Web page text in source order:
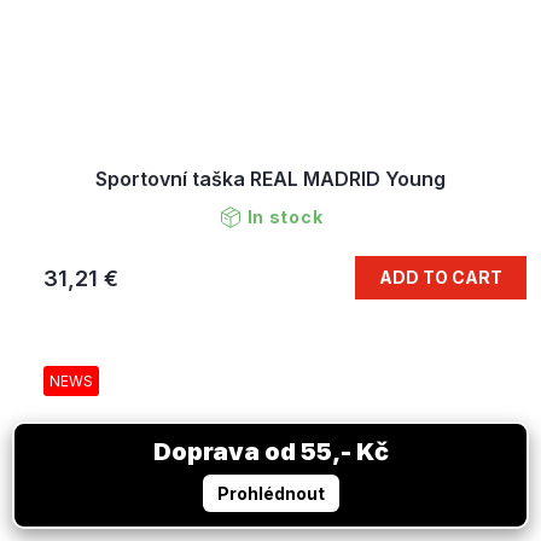
Sportovní taška REAL MADRID Young
In stock
31,21 € ADD TO CART
NEWS